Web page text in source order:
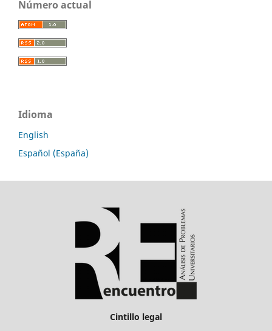
Número actual
Idioma
English
Español (España)
Cintillo legal